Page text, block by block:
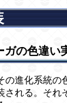
ガの色違い
の進化系統の
される。それ